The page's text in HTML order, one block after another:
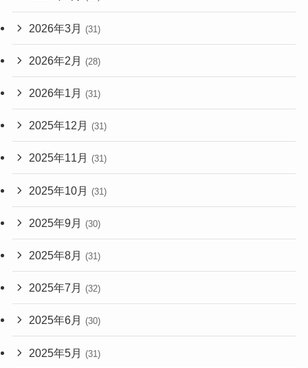
2026年3月 (31)
2026年2月 (28)
2026年1月 (31)
2025年12月 (31)
2025年11月 (31)
2025年10月 (31)
2025年9月 (30)
2025年8月 (31)
2025年7月 (32)
2025年6月 (30)
2025年5月 (31)